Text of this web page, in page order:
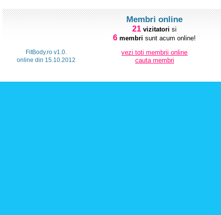
FitBody.ro v1.0.
online din 15.10.2012
Membri online
21 vizitatori si
6 membri sunt acum online!
vezi toti membrii online
cauta membri